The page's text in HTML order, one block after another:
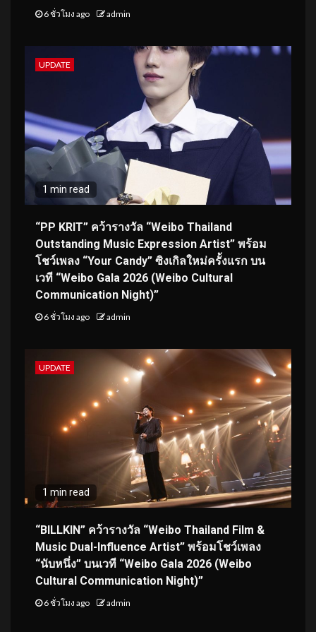
6 ชั่วโมง ago admin
UPDATE
1 min read
“PP KRIT” คว้ารางวัล “Weibo Thailand
Outstanding Music Expression Artist” พร้อม
โชว์เพลง “Your Candy” ซิงเกิลใหม่ครั้งแรก บน
เวที “Weibo Gala 2026 (Weibo Cultural
Communication Night)”
6 ชั่วโมง ago admin
UPDATE
1 min read
“BILLKIN” คว้ารางวัล “Weibo Thailand Film &
Music Dual-Influence Artist” พร้อมโชว์เพลง
“นับหนึ่ง” บนเวที “Weibo Gala 2026 (Weibo
Cultural Communication Night)”
6 ชั่วโมง ago admin